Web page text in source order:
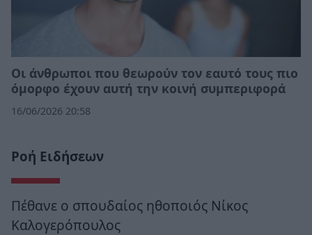
Οι άνθρωποι που θεωρούν τον εαυτό τους πιο
όμορφο έχουν αυτή την κοινή συμπεριφορά
16/06/2026 20:58
Ροή Ειδήσεων
Πέθανε ο σπουδαίος ηθοποιός Νίκος
Καλογερόπουλος